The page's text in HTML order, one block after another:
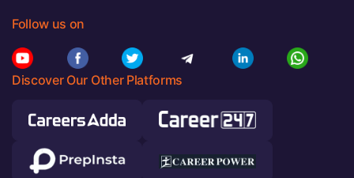
Follow us on
Discover Our Other Platforms